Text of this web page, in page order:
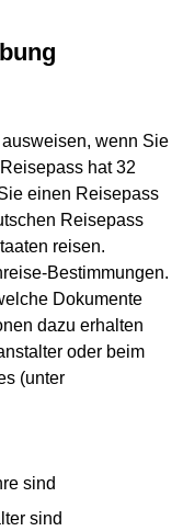
wenn Sie
hat 32
einen Reisepass
Reisepass
reisen.
Bestimmungen.
Dokumente
dazu erhalten
oder beim
(unter
sind
sind